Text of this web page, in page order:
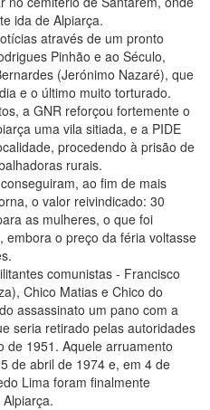
ida de Alpiarça.
através de um pronto
Pinhão e ao Século,
(Jerónimo Nazaré), que
e o último muito torturado.
a GNR reforçou fortemente o
uma vila sitiada, e a PIDE
procedendo à prisão de
rurais.
ao fim de mais
o valor reivindicado: 30
as mulheres, o que foi
o preço da féria voltasse
comunistas - Francisco
Chico Matias e Chico do
assassinato um pano com a
seria retirado pelas autoridades
de 1951. Aquele arruamento
de abril de 1974 e, em 4 de
Lima foram finalmente